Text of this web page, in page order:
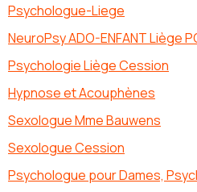
Psychologue-Liege
NeuroPsy ADO-ENFANT Liège
Psychologie Liège Cession
Hypnose et Acouphènes
Sexologue Mme Bauwens
Sexologue Cession
Psychologue pour Dames,